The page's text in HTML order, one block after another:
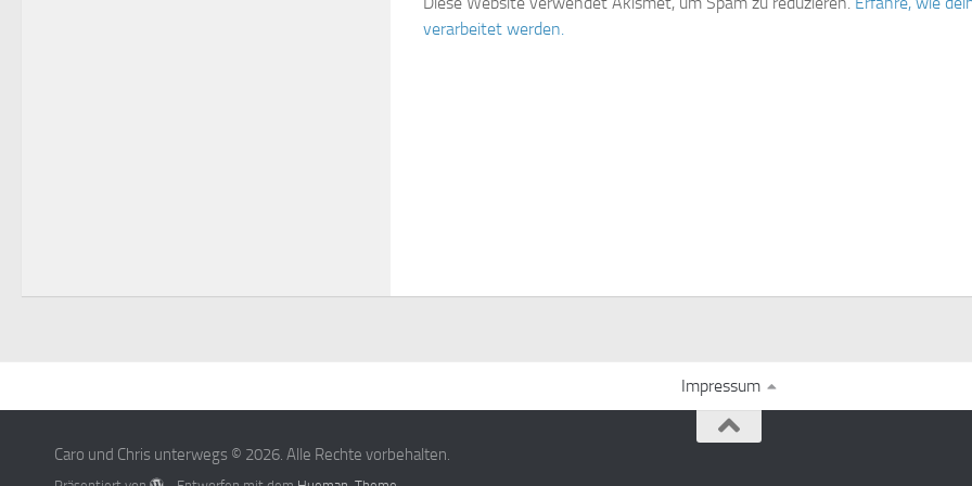
verarbeitet werden.
Impressum
Caro und Chris unterwegs © 2026. Alle Rechte vorbehalten.